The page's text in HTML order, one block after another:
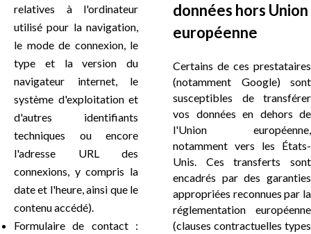
relatives à l'ordinateur
utilisé pour la navigation,
le mode de connexion, le
type et la version du
navigateur internet, le
système d'exploitation et
d'autres identifiants
techniques ou encore
l'adresse URL des
connexions, y compris la
date et l'heure, ainsi que le
contenu accédé).
Formulaire de contact :
données hors Union
européenne
Certains de ces prestataires
(notamment Google) sont
susceptibles de transférer
vos données en dehors de
l'Union européenne,
notamment vers les États-
Unis. Ces transferts sont
encadrés par des garanties
appropriées reconnues par la
réglementation européenne
(clauses contractuelles types